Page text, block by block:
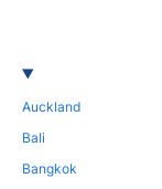
Auckland
Bali
Bangkok